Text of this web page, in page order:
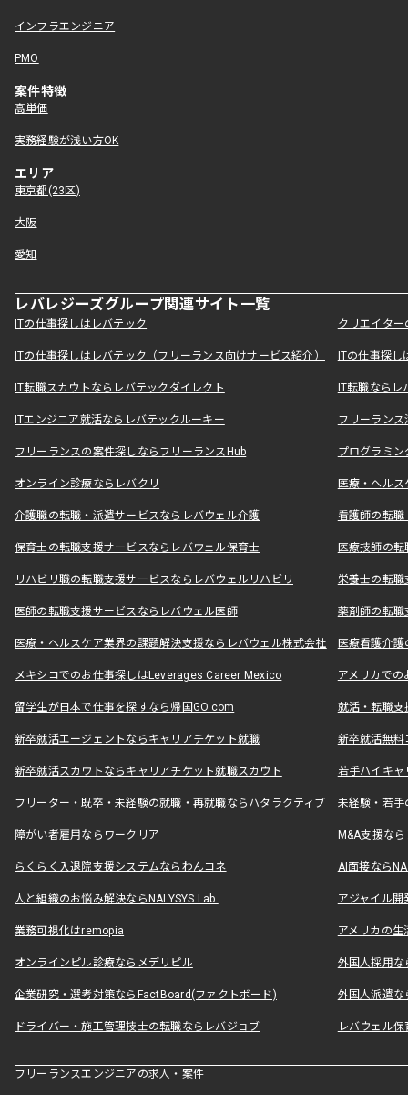
インフラエンジニア
PMO
案件特徴
高単価
実務経験が浅い方OK
エリア
東京都(23区)
大阪
愛知
レバレジーズグループ関連サイト一覧
ITの仕事探しはレバテック クリエイタ
ITの仕事探しはレバテック（フリーランス向けサービス紹介） ITの仕事探
IT転職スカウトならレバテックダイレクト IT転職なら
ITエンジニア就活ならレバテックルーキー フリーラン
フリーランスの案件探しならフリーランスHub プログラミ
オンライン診療ならレバクリ 医療・ヘル
介護職の転職・派遣サービスならレバウェル介護 看護師の転
保育士の転職支援サービスならレバウェル保育士 医療技師の
リハビリ職の転職支援サービスならレバウェルリハビリ 栄養士の転
医師の転職支援サービスならレバウェル医師 薬剤師の転
医療・ヘルスケア業界の課題解決支援ならレバウェル株式会社 医療看護介
メキシコでのお仕事探しはLeverages Career Mexico アメリカで
留学生が日本で仕事を探すなら帰国GO.com 就活・転職
新卒就活エージェントならキャリアチケット就職 新卒就活無料
新卒就活スカウトならキャリアチケット就職スカウト 若手ハイキ
フリーター・既卒・未経験の就職・再就職ならハタラクティブ 未経験・若手
障がい者雇用ならワークリア M&A支援な
らくらく入退院支援システムならわんコネ AI面接なら
人と組織のお悩み解決ならNALYSYS Lab. アジャイル
業務可視化はremopia アメリカの
オンラインピル診療ならメデリピル 外国人採用
企業研究・選考対策ならFactBoard(ファクトボード) 外国人派遣な
ドライバー・施工管理技士の転職ならレバジョブ レバウェル
フリーランスエンジニアの求人・案件